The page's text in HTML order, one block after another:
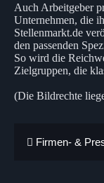
Auch Arbeitgeber
Unternehmen, die
Stellenmarkt.de
den passenden
So wird die
Zielgruppen, die
(Die Bildrechte
Firmen- &